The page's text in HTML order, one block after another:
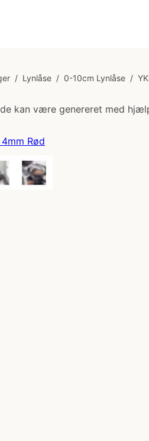
/ Lynlåse / 0-10cm Lynlåse /
kan være genereret med